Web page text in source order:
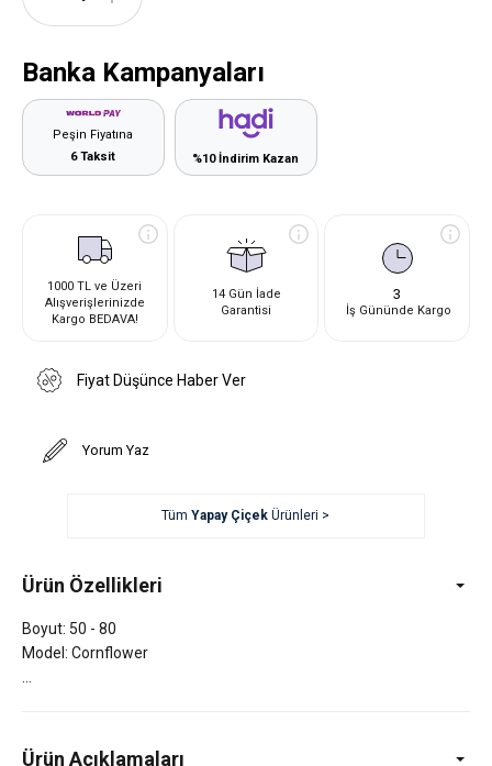
Banka Kampanyaları
Peşin Fiyatına
6 Taksit
%10 İndirim Kazan
1000 TL ve Üzeri
Alışverişlerinizde
Kargo BEDAVA!
14 Gün İade
Garantisi
3
İş Gününde Kargo
Fiyat Düşünce Haber Ver
Yorum Yaz
TümYapay Çiçek Ürünleri >
Ürün Özellikleri
Boyut: 50 - 80
Model: Cornflower
Ürün Açıklamaları